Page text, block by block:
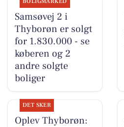
Samsøvej 2 i
Thyborøn er solgt
for 1.830.000 - se
køberen og 2
andre solgte
boliger
DET SKER
Oplev Thyborøn: